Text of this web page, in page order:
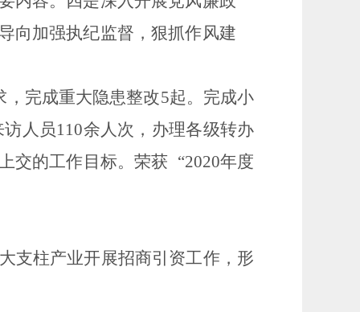
向加强执纪监督，狠抓作风建
，完成重大隐患整改5起。完成小
人员110余人次，办理各级转办
交的工作目标。荣获 “2020年度
支柱产业开展招商引资工作，形